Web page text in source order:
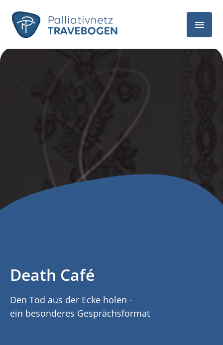
Death Café
Den Tod aus der Ecke holen -
ein besonderes Gesprächsformat